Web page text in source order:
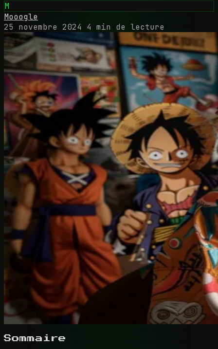
M
Mooogle
25 novembre 2024 4 min de lecture
Sommaire